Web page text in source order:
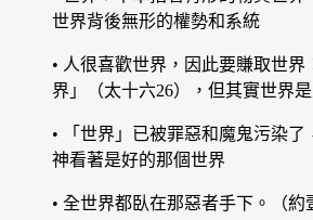
世界背後無形的權勢和系統
• 人很喜歡世界，因此要賺取世
界」（太十六26），但其實世界
• 「世界」已被罪惡和魔鬼污染了
神看著是好的那個世界
• 全世界都臥在那惡者手下。（約